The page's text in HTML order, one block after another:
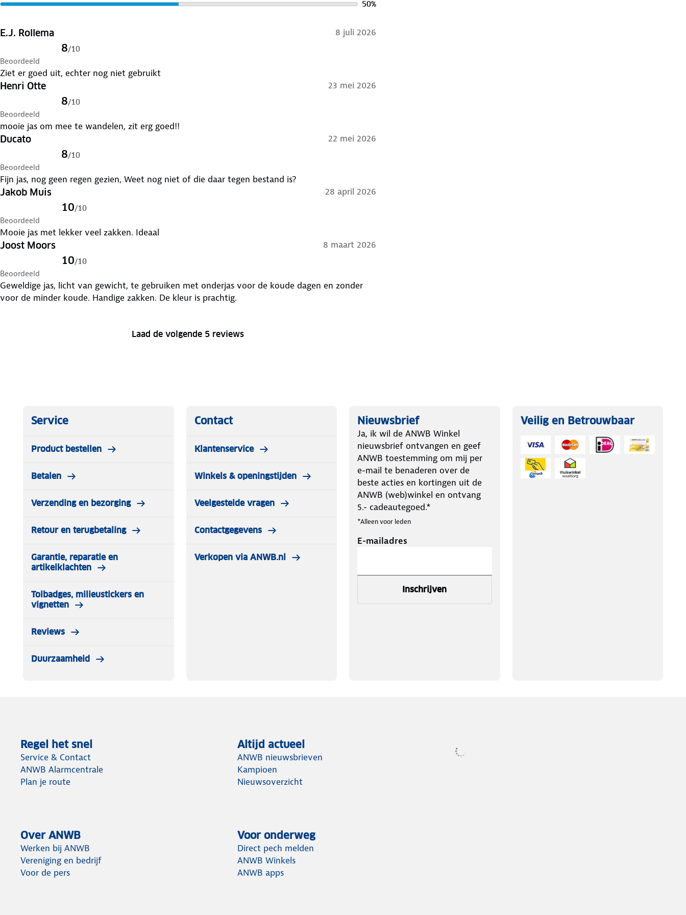
Verleng de levensduur van je kleding met goedonderhoud. Is je kleding aan vervanging toe?
50%
E.J. Rollema 8 juli 2026
8/10
Beoordeeld
Ziet er goed uit, echter nog niet gebruikt
Henri Otte 23 mei 2026
8/10
Beoordeeld
mooie jas om mee te wandelen, zit erg goed!!
Ducato 22 mei 2026
8/10
Beoordeeld
Fijn jas, nog geen regen gezien, Weet nog niet of die daar tegen bestand is?
Jakob Muis 28 april 2026
10/10
Beoordeeld
Mooie jas met lekker veel zakken. Ideaal
Joost Moors 8 maart 2026
10/10
Beoordeeld
Geweldige jas, licht van gewicht, te gebruiken met onderjas voor de koude dagen en zonder
voor de minder koude. Handige zakken. De kleur is prachtig.
Laad de volgende 5 reviews
Service
Product bestellen
Betalen
Verzending en bezorging
Retour en terugbetaling
Garantie, reparatie en
artikelklachten
Tolbadges, milieustickers en
vignetten
Reviews
Duurzaamheid
Contact
Klantenservice
Winkels & openingstijden
Veelgestelde vragen
Contactgegevens
Verkopen via ANWB.nl
Nieuwsbrief
Ja, ik wil de ANWB Winkel
nieuwsbrief ontvangen en geef
ANWB toestemming om mij per
e-mail te benaderen over de
beste acties en kortingen uit de
ANWB (web)winkel en ontvang
5.- cadeautegoed.*
*Alleen voor leden
E-mailadres
Inschrijven
Veilig en Betrouwbaar
Regel het snel
Service & Contact
ANWB Alarmcentrale
Plan je route
Altijd actueel
ANWB nieuwsbrieven
Kampioen
Nieuwsoverzicht
Over ANWB
Werken bij ANWB
Vereniging en bedrijf
Voor de pers
Voor onderweg
Direct pech melden
ANWB Winkels
ANWB apps